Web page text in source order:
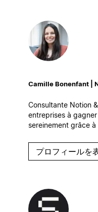
Camille Bonenfant |
Consultante Notion
entreprises à
sereinement grâce
leur quotidien.
プロフィールを